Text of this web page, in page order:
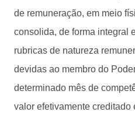
de remuneração, em meio
consolida, de forma integral
rubricas de natureza
devidas ao membro do
determinado mês de
valor efetivamente